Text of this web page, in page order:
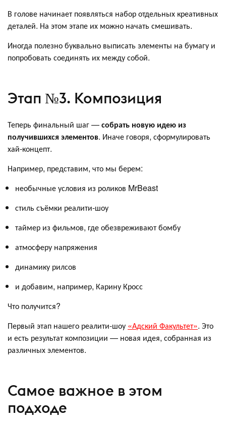
В голове начинает появляться набор отдельных креативных
деталей. На этом этапе их можно начать смешивать.
Иногда полезно буквально выписать элементы на бумагу и
попробовать соединять их между собой.
Этап №3. Композиция
Теперь финальный шаг —собрать новую идею из
получившихся элементов. Иначе говоря, сформулировать
хай-концепт.
Например, представим, что мы берем:
необычные условия из роликов MrBeast
стиль съёмки реалити-шоу
таймер из фильмов, где обезвреживают бомбу
атмосферу напряжения
динамику рилсов
и добавим, например, Карину Кросс
Что получится?
Первый этап нашего реалити-шоу «Адский Факультет». Это
и есть результат композиции — новая идея, собранная из
различных элементов.
Самое важное в этом
подходе